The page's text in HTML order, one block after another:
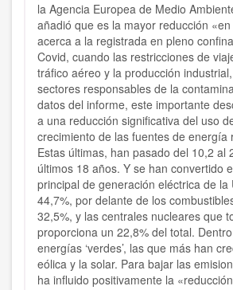
la Agencia Europea de Medio
añadió que es la mayor reducción
acerca a la registrada en pleno
Covid, cuando las restricciones de
tráfico aéreo y la producción
sectores responsables de la
datos del informe, este importante
a una reducción significativa del uso
crecimiento de las fuentes de energía
Estas últimas, han pasado del 10,2 al
últimos 18 años. Y se han convertido
principal de generación eléctrica de la
44,7%, por delante de los
32,5%, y las centrales nucleares que
proporciona un 22,8% del total.
energías ‘verdes’, las que más han
eólica y la solar. Para bajar las
ha influido positivamente la